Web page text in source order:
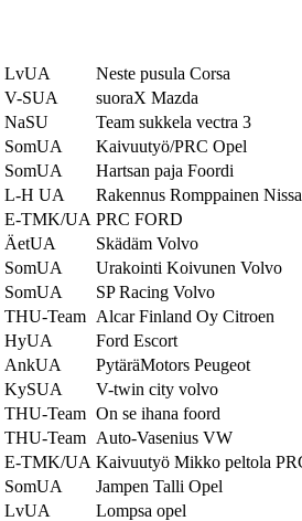
LvUA
Neste pusula Corsa
V-SUA
suoraX Mazda
NaSU
Team sukkela vectra 3
SomUA
Kaivuutyö/PRC Opel
SomUA
Hartsan paja Foordi
L-H UA
Rakennus Romppainen
E-TMK/UA PRC FORD
ÄetUA
Skädäm Volvo
SomUA
Urakointi Koivunen Volvo
SomUA
SP Racing Volvo
THU-Team Alcar Finland Oy Citroen
HyUA
Ford Escort
AnkUA
PytäräMotors Peugeot
KySUA
V-twin city volvo
THU-Team On se ihana foord
THU-Team Auto-Vasenius VW
E-TMK/UA Kaivuutyö Mikko peltola
SomUA
Jampen Talli Opel
LvUA
Lompsa opel